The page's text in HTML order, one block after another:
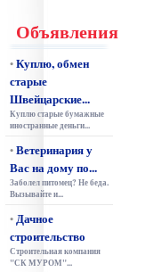
Объявления
•Куплю, обмен
старые
Швейцарские...
Куплю старые бумажные
иностранные деньги...
•Ветеринария у
Вас на дому по...
Заболел питомец? Не беда.
Вызывайте и...
•Дачное
строительство
Строительная компания
"СК МУРОМ"...